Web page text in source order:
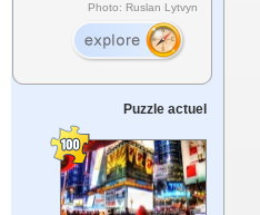
Photo: Ruslan Lytvyn
Puzzle actuel